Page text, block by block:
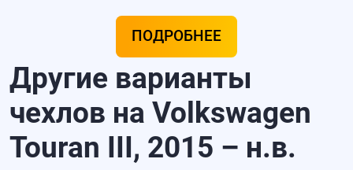
ПОДРОБНЕЕ
Другие варианты
чехлов на Volkswagen
Touran III, 2015 – н.в.